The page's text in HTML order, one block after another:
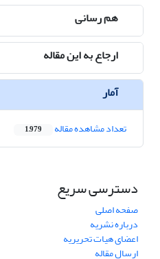
هم رسانی
ارجاع به این مقاله
آمار
تعداد مشاهده مقاله 1,979
دسترسی سریع
صفحه اصلی
درباره نشریه
اعضای هیات تحریریه
ارسال مقاله